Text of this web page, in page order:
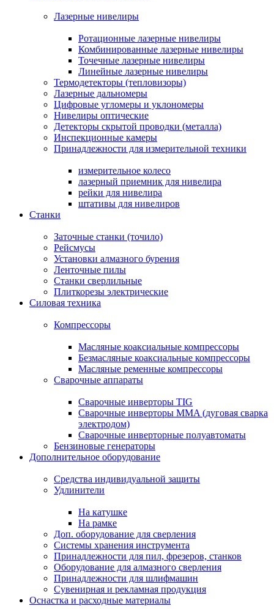
Лазерные нивелиры
Ротационные лазерные нивелиры
Комбинированные лазерные нивелиры
Точечные лазерные нивелиры
Линейные лазерные нивелиры
Термодетекторы (тепловизоры)
Лазерные дальномеры
Цифровые угломеры и уклономеры
Нивелиры оптические
Детекторы скрытой проводки (металла)
Инспекционные камеры
Принадлежности для измерительной техники
измерительное колесо
лазерный приемник для нивелира
рейки для нивелира
штативы для нивелиров
Станки
Заточные станки (точило)
Рейсмусы
Установки алмазного бурения
Ленточные пилы
Станки сверлильные
Плиткорезы электрические
Силовая техника
Компрессоры
Масляные коаксиальные компрессоры
Безмасляные коаксиальные компрессоры
Масляные ременные компрессоры
Сварочные аппараты
Сварочные инверторы TIG
Сварочные инверторы MMA (дуговая сварка
электродом)
Сварочные инверторные полуавтоматы
Бензиновые генераторы
Дополнительное оборудование
Средства индивидуальной защиты
Удлинители
На катушке
На рамке
Доп. оборудование для сверления
Системы хранения инструмента
Принадлежности для пил, фрезеров, станков
Оборудование для алмазного сверления
Принадлежности для шлифмашин
Сувенирная и рекламная продукция
Оснастка и расходные материалы